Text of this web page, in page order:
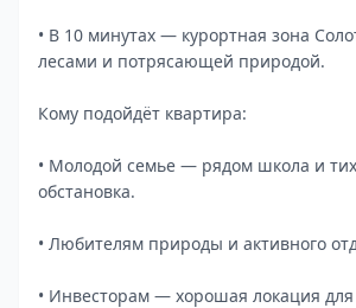
• В 10 минутах — курортная зона
лесами и потрясающей природой.
Кому подойдёт квартира:
• Молодой семье — рядом школа и
обстановка.
• Любителям природы и активного
• Инвесторам — хорошая локация